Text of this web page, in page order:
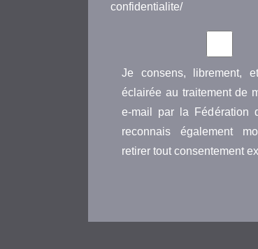
confidentialite/
Je consens, librement,
éclairée au traitement de
e-mail par la Fédération
reconnais également
retirer tout consentement